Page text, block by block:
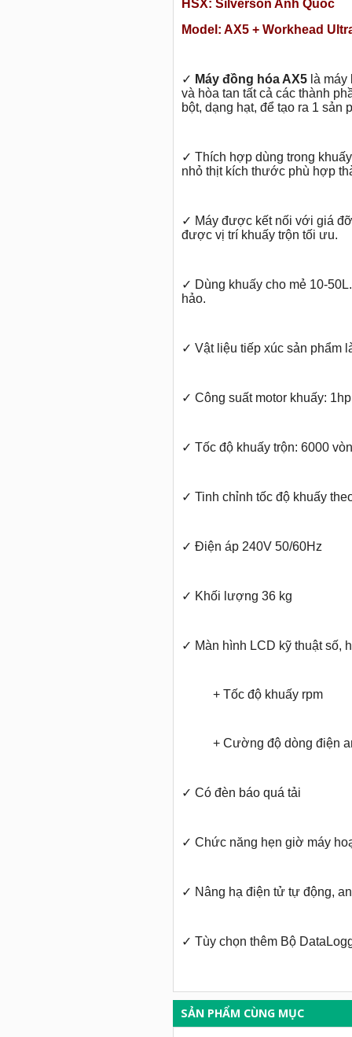
HSX: Silverson Anh Quốc
Model: AX5 + Workhead
✓ Máy đồng hóa AX5 là
và hòa tan tất cả các thành
bột, dạng hạt, để tạo ra 1 sản
✓ Thích hợp dùng trong
nhỏ thịt kích thước phù hợp
✓ Máy được kết nối với giá
được vị trí khuấy trộn tối ưu.
✓ Dùng khuấy cho mẻ 10-
hảo.
✓ Vật liệu tiếp xúc sản phẩm
✓ Công suất motor khuấy:
✓ Tốc độ khuấy trộn: 6000
✓ Tinh chỉnh tốc độ khuấy
✓ Điện áp 240V 50/60Hz
✓ Khối lượng 36 kg
✓ Màn hình LCD kỹ thuật số,
+ Tốc độ khuấy rpm
+ Cường độ dòng điện
✓ Có đèn báo quá tải
✓ Chức năng hẹn giờ máy
✓ Nâng hạ điện tử tự động,
✓ Tùy chọn thêm Bộ
SẢN PHẨM CÙNG MỤC